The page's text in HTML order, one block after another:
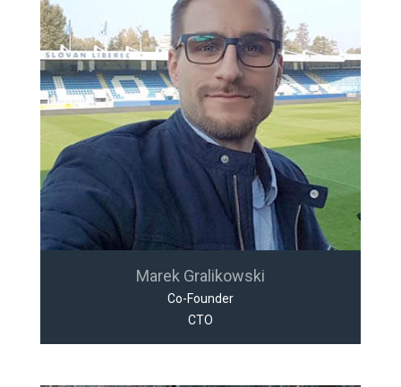
Marek Gralikowski
Co-Founder
CTO